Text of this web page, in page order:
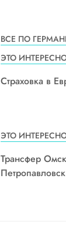
ВСЕ ПО
ЭТО
Страховка в
ЭТО
Трансфер
Петропавловск